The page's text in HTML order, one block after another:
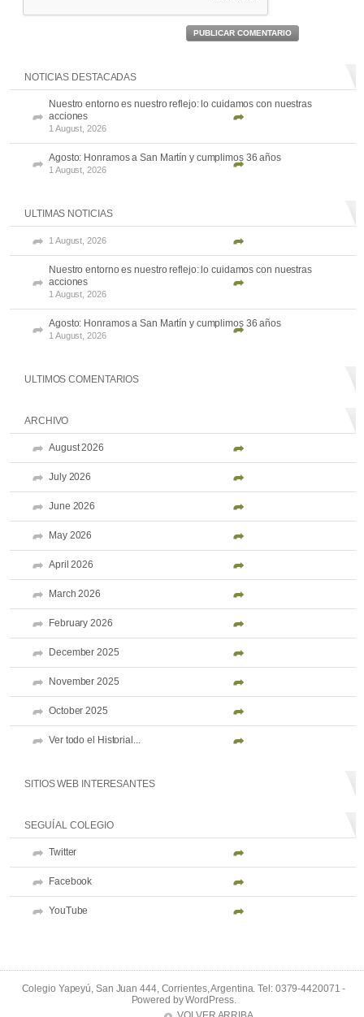
PUBLICAR COMENTARIO
NOTICIAS DESTACADAS
Nuestro entorno es nuestro reflejo: lo cuidamos con nuestras
acciones
1 August, 2026
Agosto: Honramos a San Martín y cumplimos 36 años
1 August, 2026
ULTIMAS NOTICIAS
1 August, 2026
Nuestro entorno es nuestro reflejo: lo cuidamos con nuestras
acciones
1 August, 2026
Agosto: Honramos a San Martín y cumplimos 36 años
1 August, 2026
ULTIMOS COMENTARIOS
ARCHIVO
August 2026
July 2026
June 2026
May 2026
April 2026
March 2026
February 2026
December 2025
November 2025
October 2025
Ver todo el Historial...
SITIOS WEB INTERESANTES
SEGUÍ AL COLEGIO
Twitter
Facebook
YouTube
Colegio Yapeyú, San Juan 444, Corrientes, Argentina. Tel: 0379-4420071 -
Powered byWordPress.